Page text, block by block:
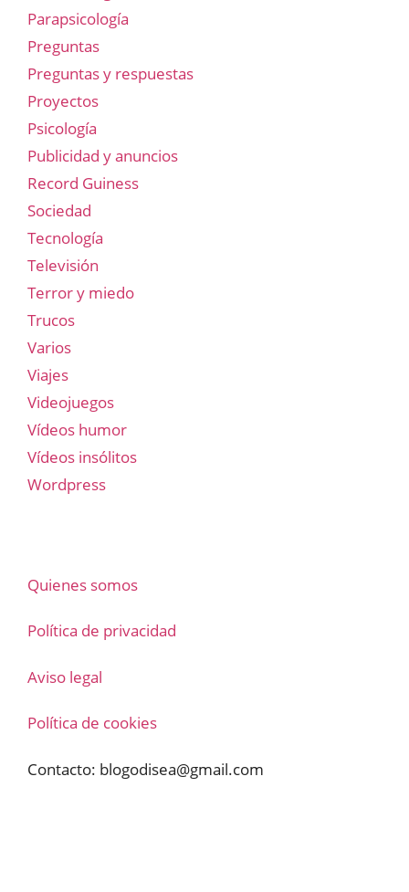
Parapsicología
Preguntas
Preguntas y respuestas
Proyectos
Psicología
Publicidad y anuncios
Record Guiness
Sociedad
Tecnología
Televisión
Terror y miedo
Trucos
Varios
Viajes
Videojuegos
Vídeos humor
Vídeos insólitos
Wordpress
Quienes somos
Política de privacidad
Aviso legal
Política de cookies
Contacto: blogodisea@gmail.com